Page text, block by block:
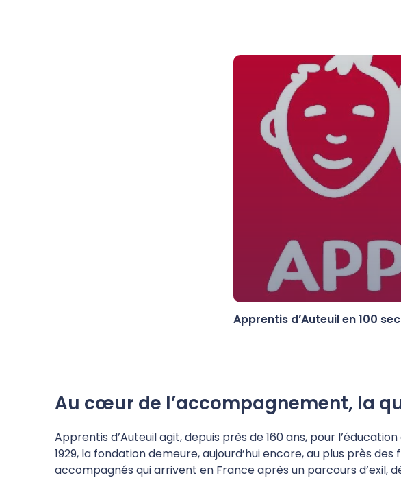
Apprentis d’Auteuil en 100
Au cœur de l’accompagnement, la
Apprentis d’Auteuil agit, depuis près de 160 ans, pour
1929, la fondation demeure, aujourd’hui encore, au plus près
accompagnés qui arrivent en France après un parcours d’exil,